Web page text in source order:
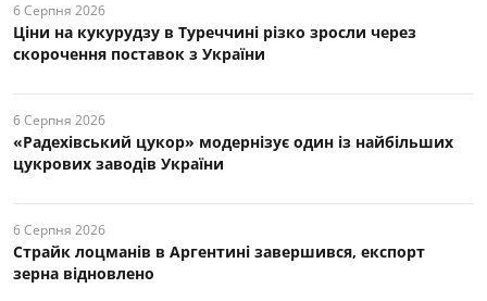
6 Серпня 2026
Ціни на кукурудзу в Туреччині різко зросли через
скорочення поставок з України
6 Серпня 2026
«Радехівський цукор» модернізує один із найбільших
цукрових заводів України
6 Серпня 2026
Страйк лоцманів в Аргентині завершився, експорт
зерна відновлено